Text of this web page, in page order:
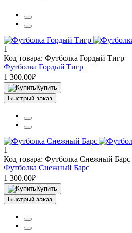
1
Код товара: Футболка Гордый Тигр
Футболка Гордый Тигр
1 300.00₽
Купить
Быстрый заказ
1
Код товара: Футболка Снежный Барс
Футболка Снежный Барс
1 300.00₽
Купить
Быстрый заказ